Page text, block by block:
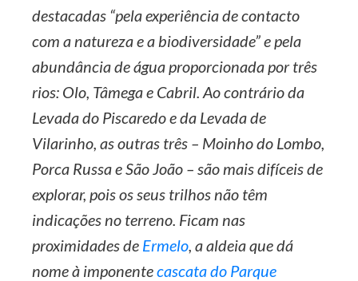
destacadas “pela experiência de contacto
com a natureza e a biodiversidade” e pela
abundância de água proporcionada por três
rios: Olo, Tâmega e Cabril. Ao contrário da
Levada do Piscaredo e da Levada de
Vilarinho, as outras três – Moinho do Lombo,
Porca Russa e São João – são mais difíceis de
explorar, pois os seus trilhos não têm
indicações no terreno. Ficam nas
proximidades de Ermelo, a aldeia que dá
nome à imponentecascata do Parque